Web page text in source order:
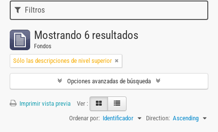
Filtros
Mostrando 6 resultados
Fondos
Sólo las descripciones de nivel superior
Opciones avanzadas de búsqueda
Imprimir vista previa
Ver :
Ordenar por: Identificador Direction: Ascending